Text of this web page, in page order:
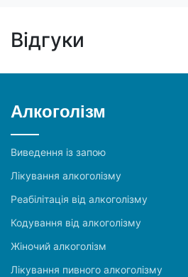
Відгуки
Алкоголізм
Виведення із запою
Лікування алкоголізму
Реабілітація від алкоголізму
Кодування від алкоголізму
Жіночий алкоголізм
Лікування пивного алкоголізму